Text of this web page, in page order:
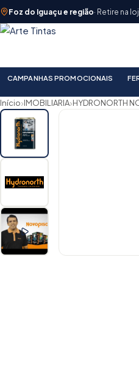
Foz do Iguaçu e região· Retire na
CAMPANHAS PROMOCIONAIS
Início›IMOBILIARIA›HYDRONORTH